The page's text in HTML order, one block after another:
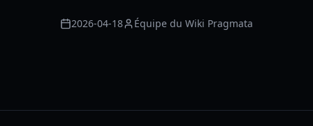
2026-04-18 Équipe du Wiki Pragmata